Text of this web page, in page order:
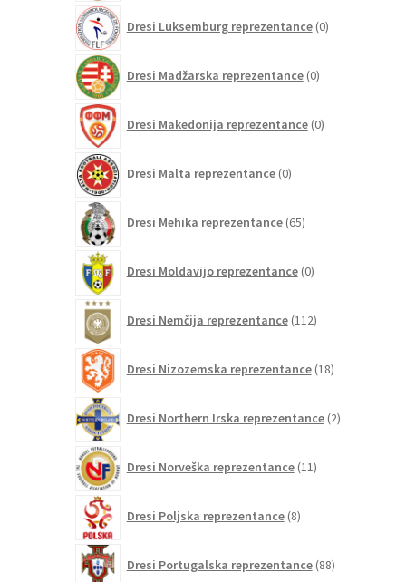
Dresi Luksemburg reprezentance 0izdelkov
Dresi Madžarska reprezentance 0izdelkov
Dresi Makedonija reprezentance 0izdelkov
Dresi Malta reprezentance 0izdelkov
Dresi Mehika reprezentance 65izdelkov
Dresi Moldavijo reprezentance 0izdelkov
Dresi Nemčija reprezentance 112izdelkov
Dresi Nizozemska reprezentance 18izdelkov
Dresi Northern Irska reprezentance 2izdelka
Dresi Norveška reprezentance 11izdelkov
Dresi Poljska reprezentance 8izdelkov
Dresi Portugalska reprezentance 88izdelkov